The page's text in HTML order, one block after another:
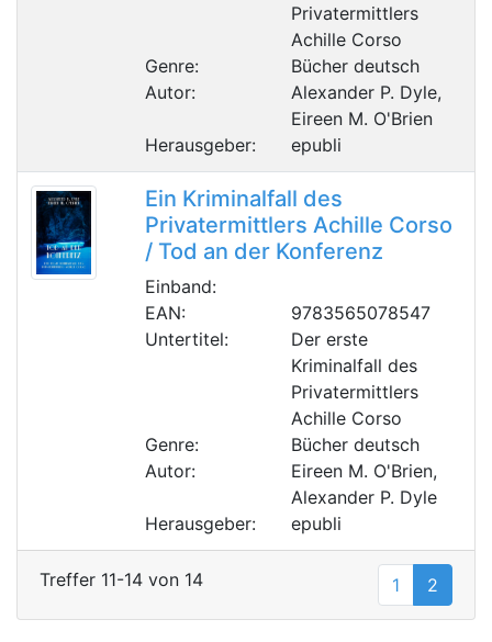
Privatermittlers
Achille Corso
Genre:
Bücher deutsch
Autor:
Alexander P. Dyle,
Eireen M. O'Brien
Herausgeber:
epubli
Ein Kriminalfall des
Privatermittlers Achille Corso
/ Tod an der Konferenz
Einband:
EAN:
9783565078547
Untertitel:
Der erste
Kriminalfall des
Privatermittlers
Achille Corso
Genre:
Bücher deutsch
Autor:
Eireen M. O'Brien,
Alexander P. Dyle
Herausgeber:
epubli
Treffer 11-14 von 14 1 2